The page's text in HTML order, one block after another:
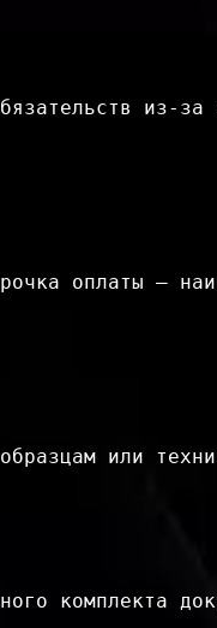
из-
оплаты —
или
комплекта